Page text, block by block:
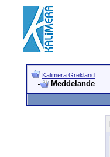
Kalimera Grekland
Meddelande